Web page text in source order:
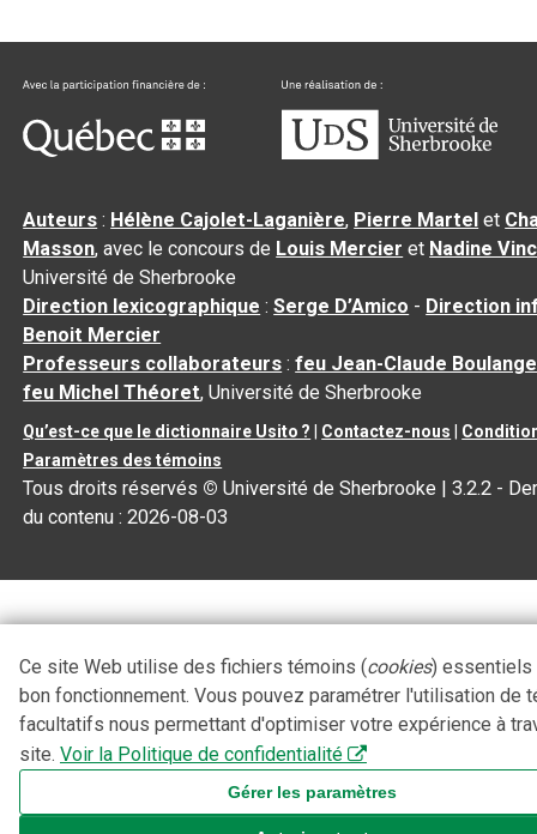
Auteurs : Hélène Cajolet-Laganière, Pierre Martel et
Masson, avec le concours de Louis Mercier et Nadine
Université de Sherbrooke
Direction lexicographique :Serge D’Amico - Direction
Benoit Mercier
Professeurs collaborateurs :feu Jean-Claude
feu Michel Théoret, Université de Sherbrooke
Qu’est-ce que le dictionnaire Usito ? Contactez-nous
Paramètres des témoins
Tous droits réservés © Université de Sherbrooke |3.2.2 -
du contenu :2026-08-03
Ce site Web utilise des fichiers témoins (cookies) essentiels
bon fonctionnement. Vous pouvez paramétrer l'utilisation de
facultatifs nous permettant d'optimiser votre expérience à
site. Voir la Politique de confidentialité
Gérer les paramètres